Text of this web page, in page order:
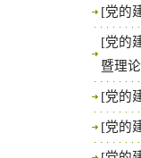
[党的
[党的
暨理
[党的
[党的